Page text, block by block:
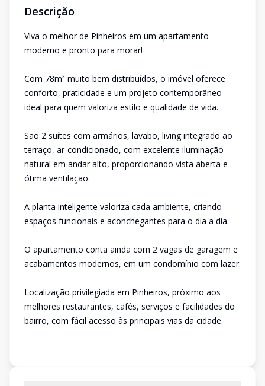
Descrição
Viva o melhor de Pinheiros em um apartamento
moderno e pronto para morar!
Com 78m² muito bem distribuídos, o imóvel oferece
conforto, praticidade e um projeto contemporâneo
ideal para quem valoriza estilo e qualidade de vida.
São 2 suítes com armários, lavabo, living integrado ao
terraço, ar-condicionado, com excelente iluminação
natural em andar alto, proporcionando vista aberta e
ótima ventilação.
A planta inteligente valoriza cada ambiente, criando
espaços funcionais e aconchegantes para o dia a dia.
O apartamento conta ainda com 2 vagas de garagem e
acabamentos modernos, em um condomínio com lazer.
Localização privilegiada em Pinheiros, próximo aos
melhores restaurantes, cafés, serviços e facilidades do
bairro, com fácil acesso às principais vias da cidade.